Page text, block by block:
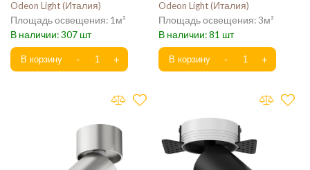
Odeon Light Италия
1
307
Odeon Light Италия
3
81